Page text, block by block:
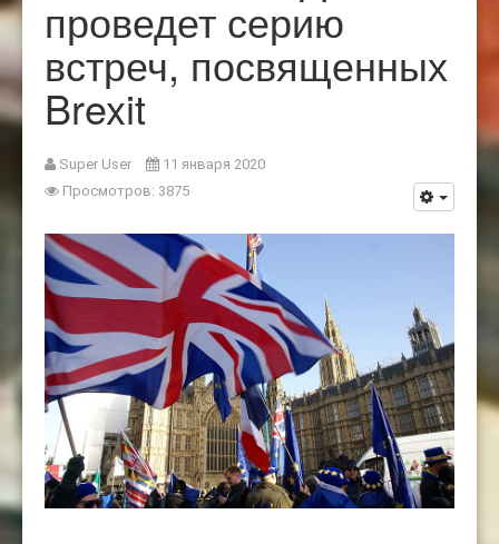
проведет серию
встреч, посвященных
Brexit
Super User
11 января 2020
Просмотров: 3875